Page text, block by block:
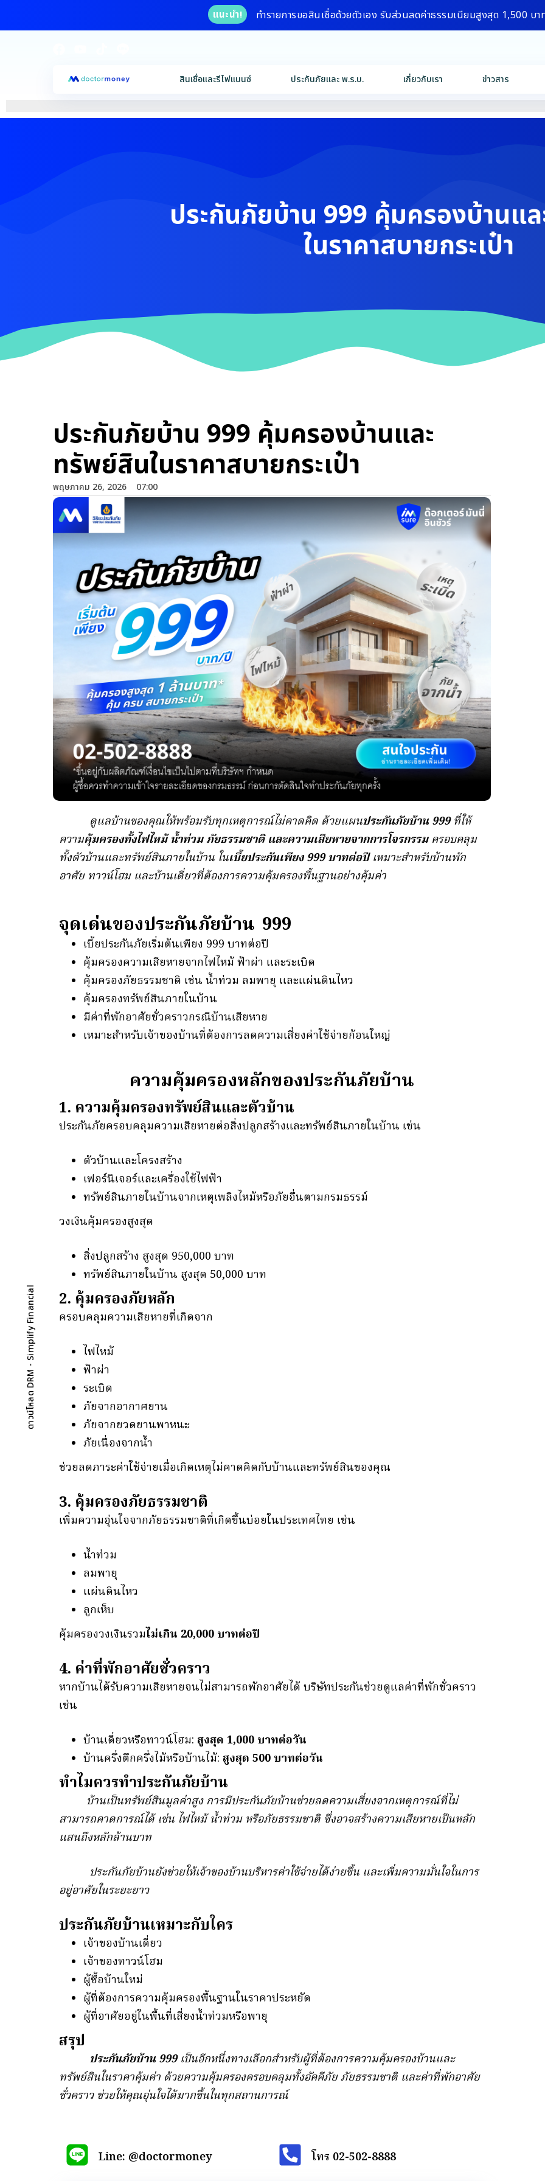
แนะนำ! ทำรายการขอสินเชื่อด้วยตัวเอง รับส่วนลดค่าธรรมเนียมสูงสุด 1,500 บา
ดาวน์โหลด DRM - Simplify Financial
สินเชื่อและรีไฟแนนซ์ ประกันภัยและ พ.ร.บ. เกี่ยวกับเรา ข่าวสาร
ประกันภัยบ้าน 999 คุ้มครองบ้านแ
ในราคาสบายกระเป๋า
ประกันภัยบ้าน 999 คุ้มครองบ้านและ
ทรัพย์สินในราคาสบายกระเป๋า
พฤษภาคม 26, 2026 07:00
ดูแลบ้านของคุณให้พร้อมรับทุกเหตุการณ์ไม่คาดคิด ด้วยแผนประกันภัยบ้าน 999ที่ให้
ความคุ้มครองทั้งไฟไหม้ น้ำท่วม ภัยธรรมชาติ และความเสียหายจากการโจรกรรมครอบคลุม
ทั้งตัวบ้านและทรัพย์สินภายในบ้าน ในเบี้ยประกันเพียง 999 บาทต่อปีเหมาะสำหรับบ้านพัก
อาศัย ทาวน์โฮม และบ้านเดี่ยวที่ต้องการความคุ้มครองพื้นฐานอย่างคุ้มค่า
จุดเด่นของประกันภัยบ้าน 999
เบี้ยประกันภัยเริ่มต้นเพียง 999 บาทต่อปี
คุ้มครองความเสียหายจากไฟไหม้ ฟ้าผ่า และระเบิด
คุ้มครองภัยธรรมชาติ เช่น น้ำท่วม ลมพายุ และแผ่นดินไหว
คุ้มครองทรัพย์สินภายในบ้าน
มีค่าที่พักอาศัยชั่วคราวกรณีบ้านเสียหาย
เหมาะสำหรับเจ้าของบ้านที่ต้องการลดความเสี่ยงค่าใช้จ่ายก้อนใหญ่
ความคุ้มครองหลักของประกันภัยบ้าน
1. ความคุ้มครองทรัพย์สินและตัวบ้าน
ประกันภัยครอบคลุมความเสียหายต่อสิ่งปลูกสร้างและทรัพย์สินภายในบ้าน เช่น
ตัวบ้านและโครงสร้าง
เฟอร์นิเจอร์และเครื่องใช้ไฟฟ้า
ทรัพย์สินภายในบ้านจากเหตุเพลิงไหม้หรือภัยอื่นตามกรมธรรม์
วงเงินคุ้มครองสูงสุด
สิ่งปลูกสร้าง สูงสุด 950,000 บาท
ทรัพย์สินภายในบ้าน สูงสุด 50,000 บาท
2. คุ้มครองภัยหลัก
ครอบคลุมความเสียหายที่เกิดจาก
ไฟไหม้
ฟ้าผ่า
ระเบิด
ภัยจากอากาศยาน
ภัยจากยวดยานพาหนะ
ภัยเนื่องจากน้ำ
ช่วยลดภาระค่าใช้จ่ายเมื่อเกิดเหตุไม่คาดคิดกับบ้านและทรัพย์สินของคุณ
3. คุ้มครองภัยธรรมชาติ
เพิ่มความอุ่นใจจากภัยธรรมชาติที่เกิดขึ้นบ่อยในประเทศไทย เช่น
น้ำท่วม
ลมพายุ
แผ่นดินไหว
ลูกเห็บ
คุ้มครองวงเงินรวมไม่เกิน 20,000 บาทต่อปี
4. ค่าที่พักอาศัยชั่วคราว
หากบ้านได้รับความเสียหายจนไม่สามารถพักอาศัยได้ บริษัทประกันช่วยดูแลค่าที่พักชั่วคราว
เช่น
บ้านเดี่ยวหรือทาวน์โฮม: สูงสุด 1,000 บาทต่อวัน
บ้านครึ่งตึกครึ่งไม้หรือบ้านไม้: สูงสุด 500 บาทต่อวัน
ทำไมควรทำประกันภัยบ้าน
บ้านเป็นทรัพย์สินมูลค่าสูง การมีประกันภัยบ้านช่วยลดความเสี่ยงจากเหตุการณ์ที่ไม่
สามารถคาดการณ์ได้ เช่น ไฟไหม้ น้ำท่วม หรือภัยธรรมชาติ ซึ่งอาจสร้างความเสียหายเป็นหลัก
แสนถึงหลักล้านบาท
ประกันภัยบ้านยังช่วยให้เจ้าของบ้านบริหารค่าใช้จ่ายได้ง่ายขึ้น และเพิ่มความมั่นใจในการ
อยู่อาศัยในระยะยาว
ประกันภัยบ้านเหมาะกับใคร
เจ้าของบ้านเดี่ยว
เจ้าของทาวน์โฮม
ผู้ซื้อบ้านใหม่
ผู้ที่ต้องการความคุ้มครองพื้นฐานในราคาประหยัด
ผู้ที่อาศัยอยู่ในพื้นที่เสี่ยงน้ำท่วมหรือพายุ
สรุป
ประกันภัยบ้าน 999เป็นอีกหนึ่งทางเลือกสำหรับผู้ที่ต้องการความคุ้มครองบ้านและ
ทรัพย์สินในราคาคุ้มค่า ด้วยความคุ้มครองครอบคลุมทั้งอัคคีภัย ภัยธรรมชาติ และค่าที่พักอาศัย
ชั่วคราว ช่วยให้คุณอุ่นใจได้มากขึ้นในทุกสถานการณ์
Line: @doctormoney โทร 02-502-8888